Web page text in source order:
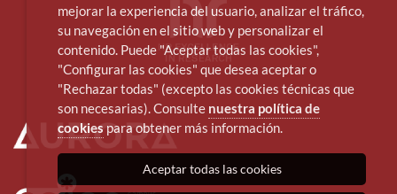
mejorar la experiencia del usuario, analizar el tráfico,
su navegación en el sitio web y personalizar el
contenido. Puede "Aceptar todas las cookies",
"Configurar las cookies" que desea aceptar o
"Rechazar todas" (excepto las cookies técnicas que
son necesarias). Consulte nuestra política de
cookies para obtener más información.
Aceptar todas las cookies